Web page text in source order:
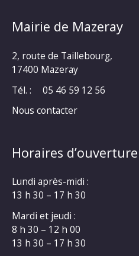
Mairie de Mazeray
2, route de Taillebourg,
17400 Mazeray
Tél. :
05 46 59 12 56
Nous contacter
Horaires
Lundi après-midi :
13 h 30 – 17 h 30
Mardi et jeudi :
8 h 30 – 12 h 00
13 h 30 – 17 h 30